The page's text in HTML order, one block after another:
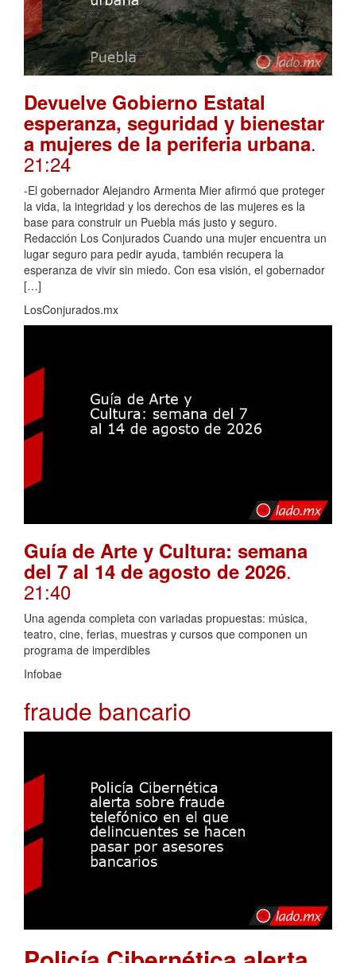
Devuelve Gobierno Estatal
esperanza, seguridad y bienestar
a mujeres de la periferia urbana.
21:24
-El gobernador Alejandro Armenta Mier afirmó que proteger
la vida, la integridad y los derechos de las mujeres es la
base para construir un Puebla más justo y seguro.
Redacción Los Conjurados Cuando una mujer encuentra un
lugar seguro para pedir ayuda, también recupera la
esperanza de vivir sin miedo. Con esa visión, el gobernador
[…]
LosConjurados.mx
Guía de Arte y Cultura: semana
del 7 al 14 de agosto de 2026.
21:40
Una agenda completa con variadas propuestas: música,
teatro, cine, ferias, muestras y cursos que componen un
programa de imperdibles
Infobae
fraude bancario